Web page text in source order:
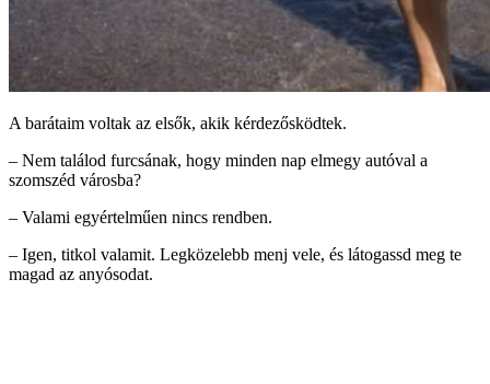
A barátaim voltak az elsők, akik kérdezősködtek.
– Nem találod furcsának, hogy minden nap elmegy autóval a
szomszéd városba?
– Valami egyértelműen nincs rendben.
– Igen, titkol valamit. Legközelebb menj vele, és látogassd meg te
magad az anyósodat.